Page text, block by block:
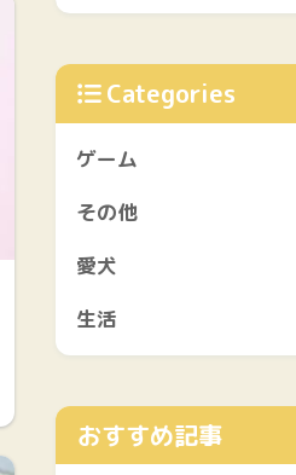
Categories
ゲーム
その他
愛犬
生活
おすすめ記事